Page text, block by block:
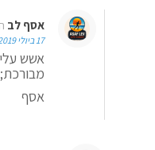
אסף לב
17 ביולי 2019 בשעה 15:59
אשש
אסף